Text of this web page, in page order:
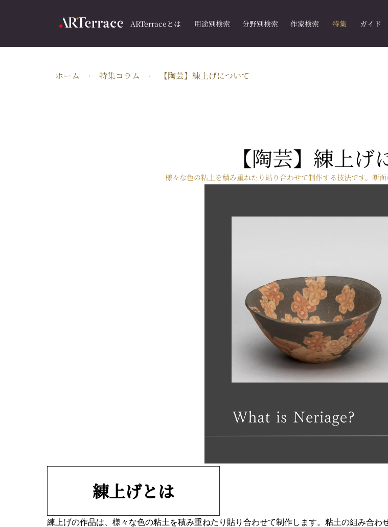
ARTerraceとは 用途別検索 分野別検索 作家検索 特集 ガイド
ホーム 特集コラム 【陶芸】練上げについて
【陶芸】練上げ
様々な色の粘土を積み重ねたり貼り合わせて制作する技法です。断
練上げとは
練上げの作品は、様々な色の粘土を積み重ねたり貼り合わせて制作します。粘土の組み合